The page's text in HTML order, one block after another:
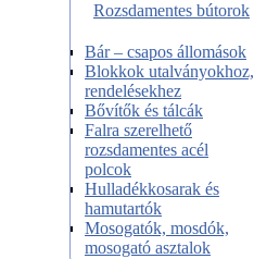
Rozsdamentes bútorok
Bár – csapos állomások
Blokkok utalványokhoz,
rendelésekhez
Bővítők és tálcák
Falra szerelhető
rozsdamentes acél
polcok
Hulladékkosarak és
hamutartók
Mosogatók, mosdók,
mosogató asztalok